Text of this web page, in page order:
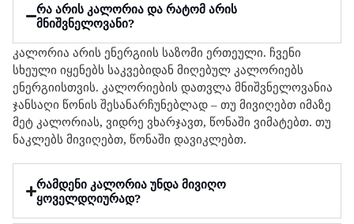
რა არის კალორია და რატომ არის
მნიშვნელოვანი?
კალორია არის ენერგიის საზომი ერთეული. ჩვენი
სხეული იყენებს საკვებიდან მიღებულ კალორიებს
ენერგიისთვის. კალორიების დათვლა მნიშვნელოვანია
ჯანსაღი წონის შესანარჩუნებლად – თუ მივიღებთ იმაზე
მეტ კალორიას, ვიდრე ვხარჯავთ, წონაში ვიმატებთ. თუ
ნაკლებს მივიღებთ, წონაში დავიკლებთ.
რამდენი კალორია უნდა მივიღო
ყოველდღიურად?